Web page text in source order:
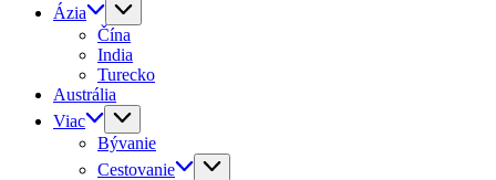
Ázia
Čína
India
Turecko
Austrália
Viac
Bývanie
Cestovanie